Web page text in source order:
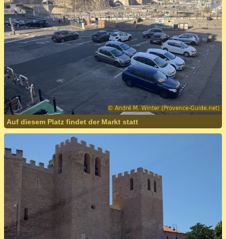
Auf diesem Platz findet der Markt statt